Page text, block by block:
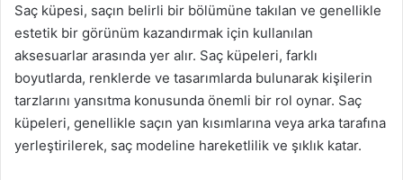
Saç küpesi, saçın belirli bir bölümüne takılan ve genellikle
estetik bir görünüm kazandırmak için kullanılan
aksesuarlar arasında yer alır. Saç küpeleri, farklı
boyutlarda, renklerde ve tasarımlarda bulunarak kişilerin
tarzlarını yansıtma konusunda önemli bir rol oynar. Saç
küpeleri, genellikle saçın yan kısımlarına veya arka tarafına
yerleştirilerek, saç modeline hareketlilik ve şıklık katar.